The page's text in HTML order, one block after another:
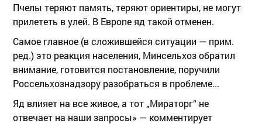
Пчелы теряют память, теряют ориентиры, не могут
прилететь в улей. В Европе яд такой отменен.
Самое главное (в сложившейся ситуации — прим.
ред.) это реакция населения, Минсельхоз обратил
внимание, готовится постановление, поручили
Россельхознадзору разобраться в проблеме...
Яд влияет на все живое, а тот „Мираторг“ не
отвечает на наши запросы» — комментирует